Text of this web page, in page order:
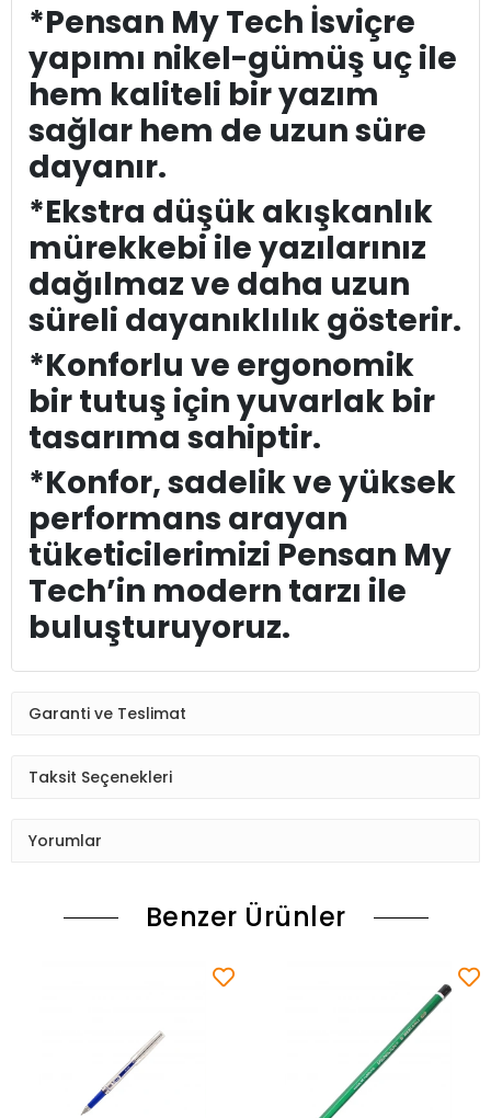
*Pensan My Tech İsviçre
yapımı nikel-gümüş uç ile
hem kaliteli bir yazım
sağlar hem de uzun süre
dayanır.
*Ekstra düşük akışkanlık
mürekkebi ile yazılarınız
dağılmaz ve daha uzun
süreli dayanıklılık gösterir.
*Konforlu ve ergonomik
bir tutuş için yuvarlak bir
tasarıma sahiptir.
*Konfor, sadelik ve yüksek
performans arayan
tüketicilerimizi Pensan My
Tech’in modern tarzı ile
buluşturuyoruz.
Garanti ve Teslimat
Taksit Seçenekleri
Yorumlar
Benzer Ürünler